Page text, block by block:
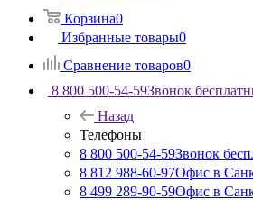
Корзина0
Избранные товары0
Сравнение товаров0
8 800 500-54-59Звонок
Назад
Телефоны
8 800 500-54-59Звонок
8 812 988-60-97Офис в
8 499 289-90-59Офис в